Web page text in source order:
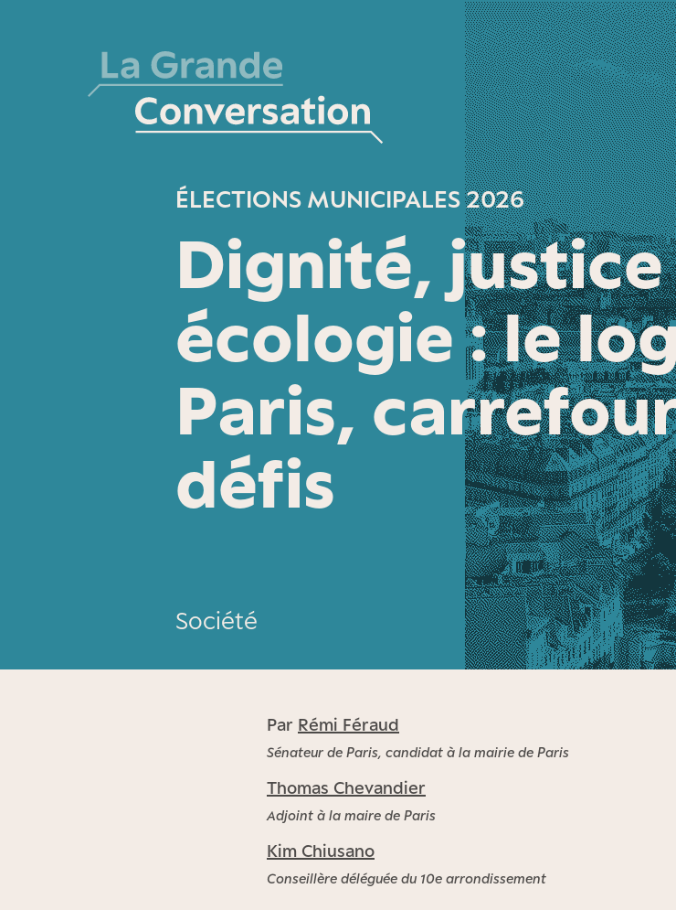
ÉLECTIONS MUNICIPALES 2026
Dignité,
écologie : le
Paris,
défis
Société
Par Rémi Féraud
Sénateur de Paris, candidat à la mairie de Paris
Thomas Chevandier
Adjoint à la maire de Paris
Kim Chiusano
Conseillère déléguée du 10e arrondissement